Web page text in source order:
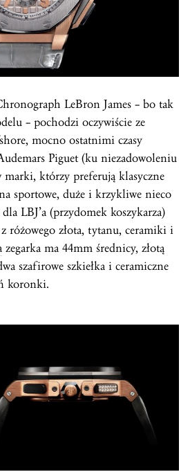
LeBron James – bo tak
– pochodzi oczywiście ze
mocno ostatnimi czasy
Piguet (ku niezadowoleniu
którzy preferują klasyczne
sportowe, duże i krzykliwe nieco
LBJ’a (przydomek koszykarza)
różowego złota, tytanu, ceramiki i
zegarka ma 44mm średnicy, złotą
szafirowe szkiełka i ceramiczne
koronki.